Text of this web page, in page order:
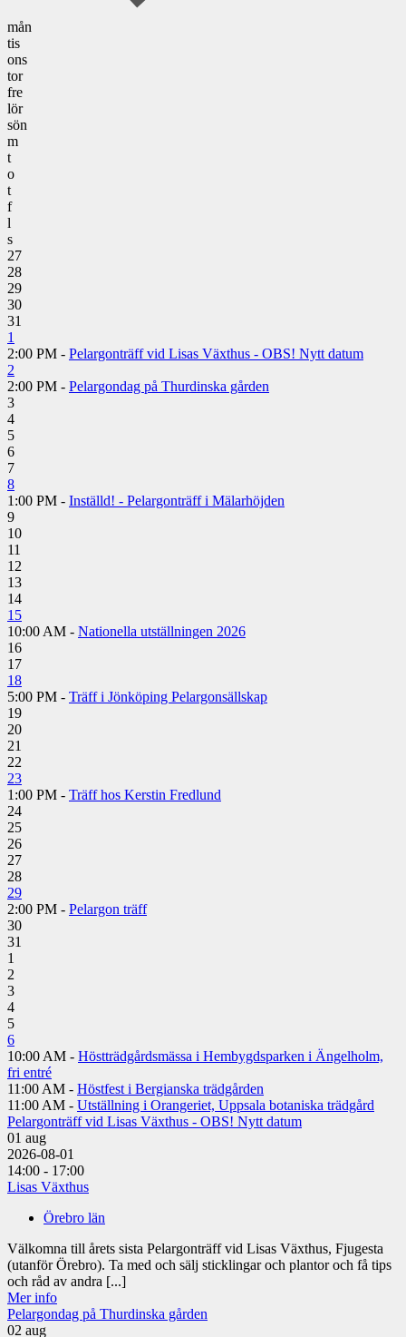
mån
tis
ons
tor
fre
lör
sön
m
t
o
t
f
l
s
27
28
29
30
31
1
2:00 PM - Pelargonträff vid Lisas Växthus - OBS! Nytt datum
2
2:00 PM - Pelargondag på Thurdinska gården
3
4
5
6
7
8
1:00 PM - Inställd! - Pelargonträff i Mälarhöjden
9
10
11
12
13
14
15
10:00 AM - Nationella utställningen 2026
16
17
18
5:00 PM - Träff i Jönköping Pelargonsällskap
19
20
21
22
23
1:00 PM - Träff hos Kerstin Fredlund
24
25
26
27
28
29
2:00 PM - Pelargon träff
30
31
1
2
3
4
5
6
10:00 AM - Höstträdgårdsmässa i Hembygdsparken i Ängelholm,
fri entré
11:00 AM - Höstfest i Bergianska trädgården
11:00 AM - Utställning i Orangeriet, Uppsala botaniska trädgård
Pelargonträff vid Lisas Växthus - OBS! Nytt datum
01 aug
2026-08-01
14:00 - 17:00
Lisas Växthus
Örebro län
Välkomna till årets sista Pelargonträff vid Lisas Växthus, Fjugesta
(utanför Örebro). Ta med och sälj sticklingar och plantor och få tips
och råd av andra [...]
Mer info
Pelargondag på Thurdinska gården
02 aug